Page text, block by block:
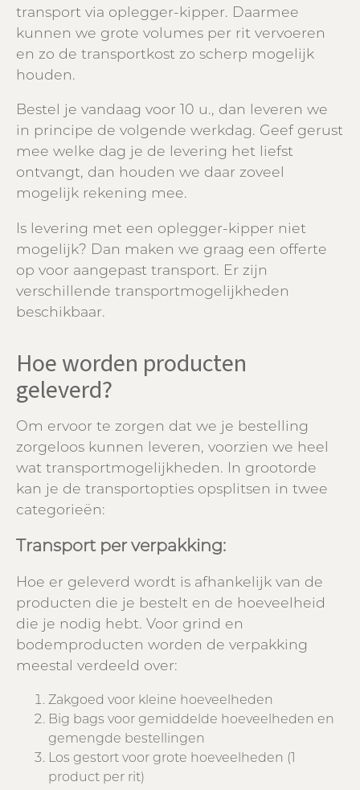
transport via oplegger-kipper. Daarmee
kunnen we grote volumes per rit vervoeren
en zo de transportkost zo scherp mogelijk
houden.
Bestel je vandaag voor 10 u., dan leveren we
in principe de volgende werkdag. Geef gerust
mee welke dag je de levering het liefst
ontvangt, dan houden we daar zoveel
mogelijk rekening mee.
Is levering met een oplegger-kipper niet
mogelijk? Dan maken we graag een offerte
op voor aangepast transport. Er zijn
verschillende transportmogelijkheden
beschikbaar.
Hoe worden producten
geleverd?
Om ervoor te zorgen dat we je bestelling
zorgeloos kunnen leveren, voorzien we heel
wat transportmogelijkheden. In grootorde
kan je de transportopties opsplitsen in twee
categorieën:
Transport per verpakking:
Hoe er geleverd wordt is afhankelijk van de
producten die je bestelt en de hoeveelheid
die je nodig hebt. Voor grind en
bodemproducten worden de verpakking
meestal verdeeld over:
Zakgoed voor kleine hoeveelheden
Big bags voor gemiddelde hoeveelheden en
gemengde bestellingen
Los gestort voor grote hoeveelheden (1
product per rit)